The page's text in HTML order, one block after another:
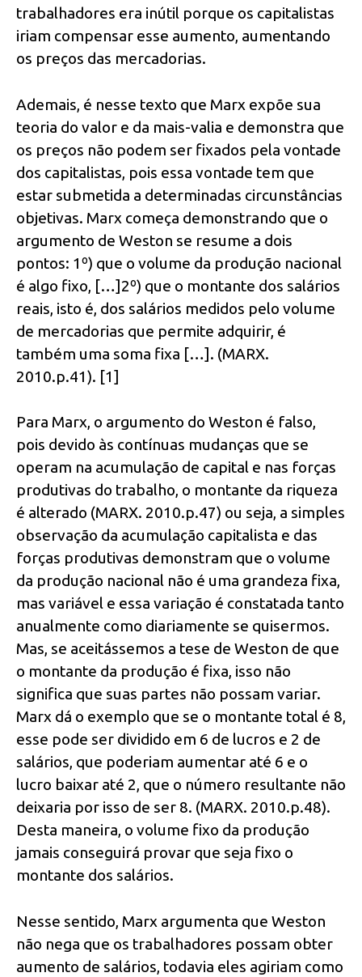
trabalhadores era inútil porque os capitalistas
iriam compensar esse aumento, aumentando
os preços das mercadorias.
Ademais, é nesse texto que Marx expõe sua
teoria do valor e da mais-valia e demonstra que
os preços não podem ser fixados pela vontade
dos capitalistas, pois essa vontade tem que
estar submetida a determinadas circunstâncias
objetivas. Marx começa demonstrando que o
argumento de Weston se resume a dois
pontos: 1º) que o volume da produção nacional
é algo fixo, […]2º) que o montante dos salários
reais, isto é, dos salários medidos pelo volume
de mercadorias que permite adquirir, é
também uma soma fixa […]. (MARX.
2010.p.41). [1]
Para Marx, o argumento do Weston é falso,
pois devido às contínuas mudanças que se
operam na acumulação de capital e nas forças
produtivas do trabalho, o montante da riqueza
é alterado (MARX. 2010.p.47) ou seja, a simples
observação da acumulação capitalista e das
forças produtivas demonstram que o volume
da produção nacional não é uma grandeza fixa,
mas variável e essa variação é constatada tanto
anualmente como diariamente se quisermos.
Mas, se aceitássemos a tese de Weston de que
o montante da produção é fixa, isso não
significa que suas partes não possam variar.
Marx dá o exemplo que se o montante total é 8,
esse pode ser dividido em 6 de lucros e 2 de
salários, que poderiam aumentar até 6 e o
lucro baixar até 2, que o número resultante não
deixaria por isso de ser 8. (MARX. 2010.p.48).
Desta maneira, o volume fixo da produção
jamais conseguirá provar que seja fixo o
montante dos salários.
Nesse sentido, Marx argumenta que Weston
não nega que os trabalhadores possam obter
aumento de salários, todavia eles agiriam como